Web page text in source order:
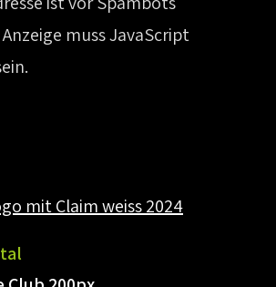
muss JavaScript